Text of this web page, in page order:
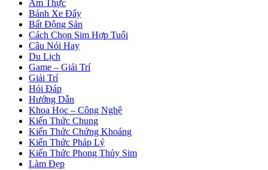
Ẩm Thực
Bánh Xe Đẩy
Bất Động Sản
Cách Chọn Sim Hợp Tuổi
Câu Nói Hay
Du Lịch
Game – Giải Trí
Giải Trí
Hỏi Đáp
Hướng Dẫn
Khoa Học – Công Nghệ
Kiến Thức Chung
Kiến Thức Chứng Khoáng
Kiến Thức Pháp Lý
Kiến Thức Phong Thủy Sim
Làm Đẹp